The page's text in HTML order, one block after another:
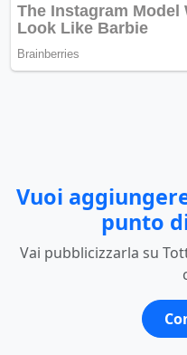
Vuoi
punto
Vai pubblicizzarla su